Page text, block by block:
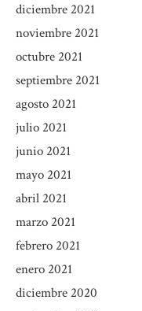
diciembre 2021
noviembre 2021
octubre 2021
septiembre 2021
agosto 2021
julio 2021
junio 2021
mayo 2021
abril 2021
marzo 2021
febrero 2021
enero 2021
diciembre 2020